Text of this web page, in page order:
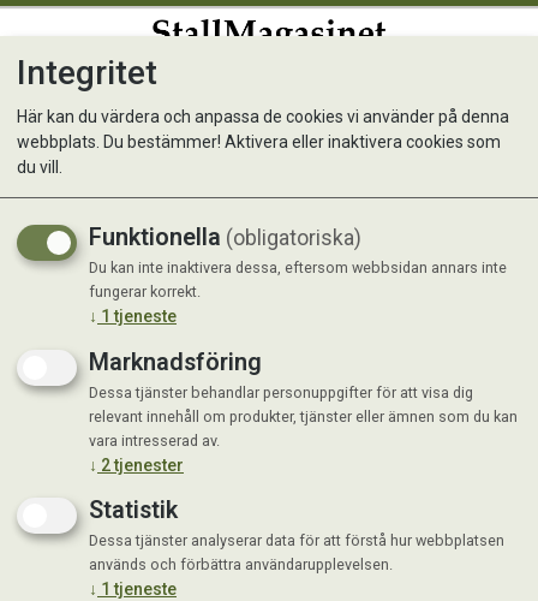
Spännband 9,5/0,5m 50 mm
10ton/5ton
Integritet
Här kan du värdera och anpassa de cookies vi använder på denna
webbplats. Du bestämmer! Aktivera eller inaktivera cookies som
du vill.
Funktionella (obligatoriska)
Du kan inte inaktivera dessa, eftersom webbsidan annars inte
fungerar korrekt.
↓ 1 tjeneste
Marknadsföring
Dessa tjänster behandlar personuppgifter för att visa dig
relevant innehåll om produkter, tjänster eller ämnen som du kan
vara intresserad av.
↓ 2tjenester
Statistik
Dessa tjänster analyserar data för att förstå hur webbplatsen
används och förbättra användarupplevelsen.
↓ 1 tjeneste